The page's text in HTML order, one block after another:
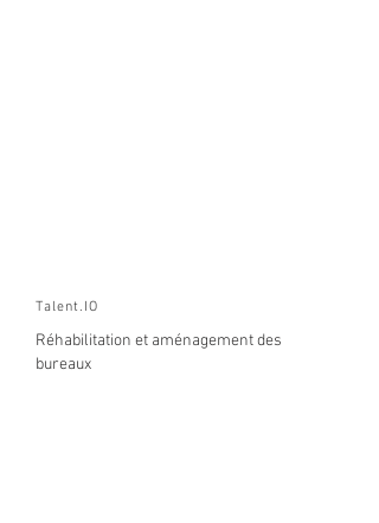
Talent.IO
Réhabilitation et aménagement des
bureaux